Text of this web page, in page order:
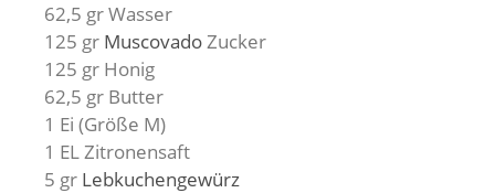
62,5 gr Wasser
125 gr MuscovadoZucker
125 gr Honig
62,5 gr Butter
1 Ei (Größe M)
1 EL Zitronensaft
5 gr Lebkuchengewürz